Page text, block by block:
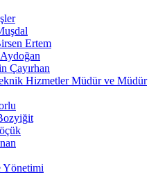
Ertem
Çayırhan
Hizmetler Müdür ve Müdür
Yönetimi